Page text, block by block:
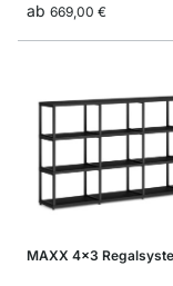
ab 669,00 €
MAXX 4x3